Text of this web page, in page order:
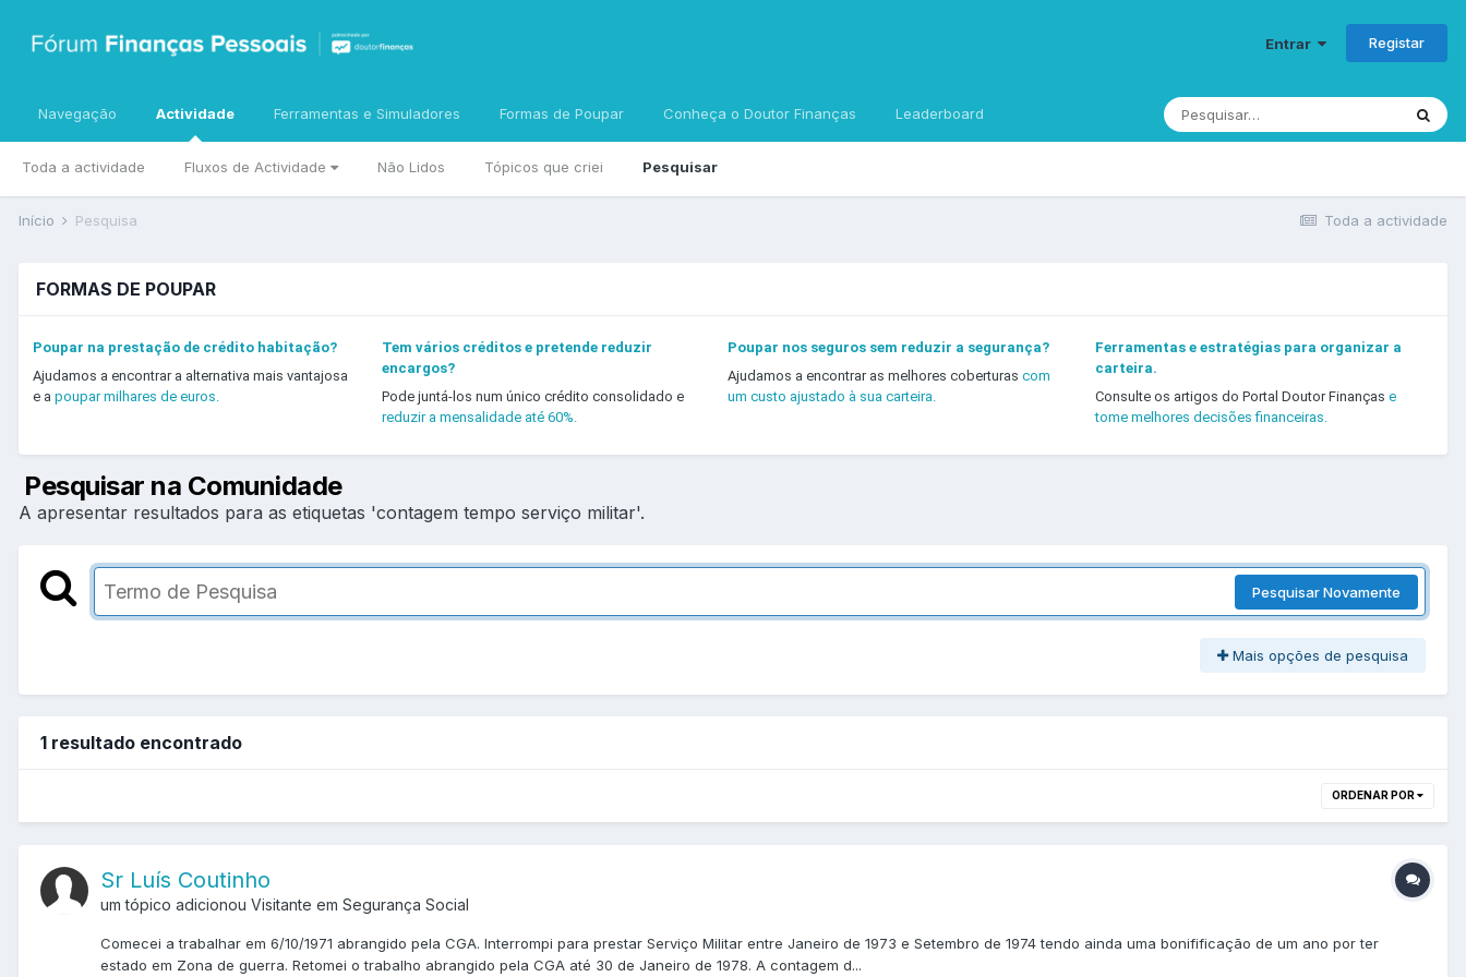
Entrar Registar
Navegação Actividade
Toda a actividade Fluxos de Actividade Não Lidos Tópicos que criei Pesquisar
Ferramentas e Simuladores Formas de Poupar Conheça o Doutor Finanças Leaderboard
Toda a actividade
Início Pesquisa
FORMAS DE POUPAR
Poupar na prestação de crédito habitação?
Ajudamos a encontrar a alternativa mais vantajosa
e a poupar milhares de euros.
Tem vários créditos e pretende reduzir
encargos?
Pode juntá-los num único crédito consolidado e
reduzir a mensalidade até 60%.
Poupar nos seguros sem reduzir a segurança?
Ajudamos a encontrar as melhores coberturascom
um custo ajustado à sua carteira.
Ferramentas e estratégias para organizar a
carteira.
Consulte os artigos do Portal Doutor Finanças e
tome melhores decisões financeiras.
Pesquisar na Comunidade
A apresentar resultados para as etiquetas 'contagem tempo serviço militar'.
Pesquisar Novamente
Mais opções de pesquisa
1 resultado encontrado
ORDENAR POR
Sr Luís Coutinho
um tópico adicionou Visitante em Segurança Social
Comecei a trabalhar em 6/10/1971 abrangido pela CGA. Interrompi para prestar Serviço Militar entre Janeiro de 1973 e Setembro de 1974 tendo ainda uma bonifificação de um ano por ter
estado em Zona de guerra. Retomei o trabalho abrangido pela CGA até 30 de Janeiro de 1978. A contagem d...